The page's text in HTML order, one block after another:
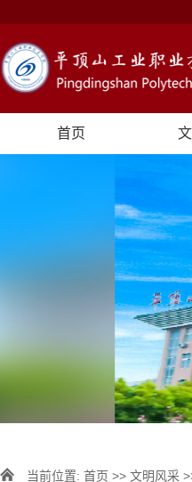
首页
当前位置: 首页 >> 文明风采